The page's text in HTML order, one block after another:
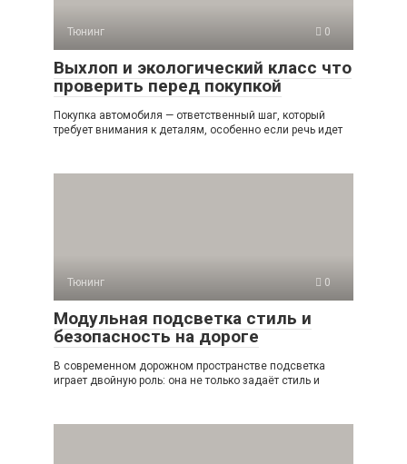
Тюнинг 0
Выхлоп и экологический класс что
проверить перед покупкой
Покупка автомобиля — ответственный шаг, который
требует внимания к деталям, особенно если речь идет
Тюнинг 0
Модульная подсветка стиль и
безопасность на дороге
В современном дорожном пространстве подсветка
играет двойную роль: она не только задаёт стиль и